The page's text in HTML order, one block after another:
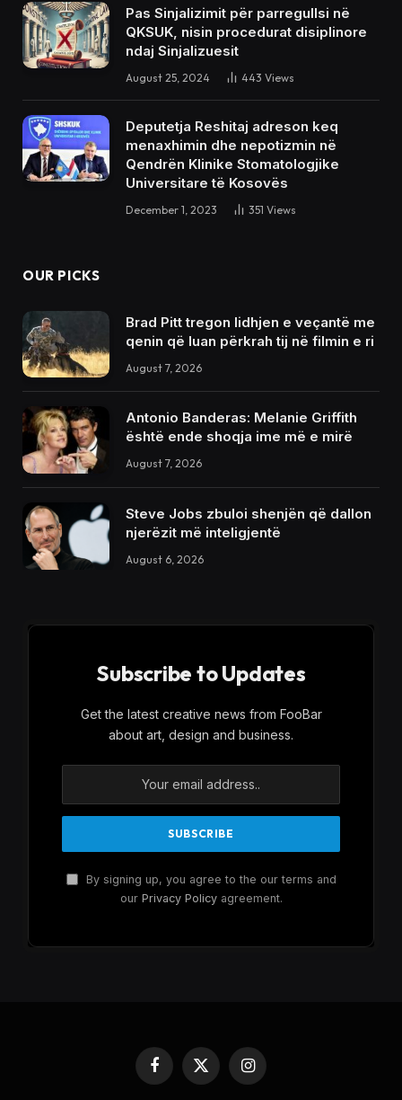
Pas Sinjalizimit për parregullsi në
QKSUK, nisin procedurat disiplinore
ndaj Sinjalizuesit
August 25, 2024 443 Views
Deputetja Reshitaj adreson keq
menaxhimin dhe nepotizmin në
Qendrën Klinike Stomatologjike
Universitare të Kosovës
December 1, 2023 351 Views
OUR PICKS
Brad Pitt tregon lidhjen e veçantë me
qenin që luan përkrah tij në filmin e ri
August 7, 2026
Antonio Banderas: Melanie Griffith
është ende shoqja ime më e mirë
August 7, 2026
Steve Jobs zbuloi shenjën që dallon
njerëzit më inteligjentë
August 6, 2026
Subscribe to Updates
Get the latest creative news from FooBar
about art, design and business.
By signing up, you agree to the our terms and
our Privacy Policyagreement.
Facebook
X
(Twitter)
Instagram